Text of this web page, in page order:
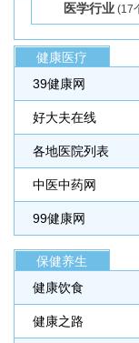
医学行业(17
健康医疗
39健康网
好大夫在线
各地医院列表
中医中药网
99健康网
保健养生
健康饮食
健康之路